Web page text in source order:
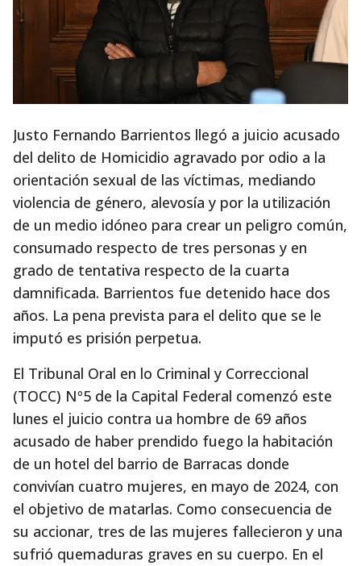
Justo Fernando Barrientos llegó a juicio acusado
del delito de Homicidio agravado por odio a la
orientación sexual de las víctimas, mediando
violencia de género, alevosía y por la utilización
de un medio idóneo para crear un peligro común,
consumado respecto de tres personas y en
grado de tentativa respecto de la cuarta
damnificada. Barrientos fue detenido hace dos
años. La pena prevista para el delito que se le
imputó es prisión perpetua.
El Tribunal Oral en lo Criminal y Correccional
(TOCC) Nº5 de la Capital Federal comenzó este
lunes el juicio contra ua hombre de 69 años
acusado de haber prendido fuego la habitación
de un hotel del barrio de Barracas donde
convivían cuatro mujeres, en mayo de 2024, con
el objetivo de matarlas. Como consecuencia de
su accionar, tres de las mujeres fallecieron y una
sufrió quemaduras graves en su cuerpo. En el